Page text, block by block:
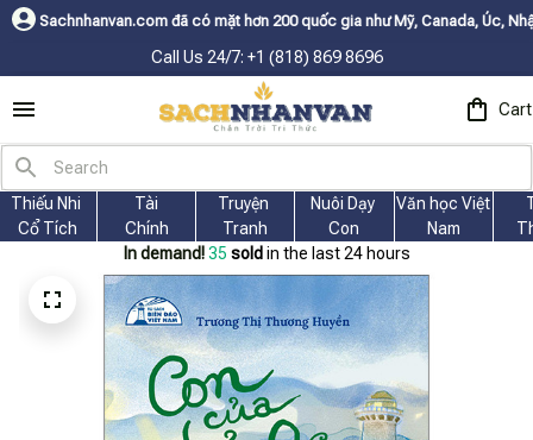
đã có mặt hơn 200 quốc gia như Mỹ, Canada, Úc, Nhật, Hàn, và các nước
Call Us 24/7: +1 (818) 869 8696
Cart
Thiếu Nhi
Cổ Tích
Tài
Chính
Truyện
Tranh
Nuôi Dạy
Con
Văn học Việt
Nam
In demand! 35 sold in the last 24 hours